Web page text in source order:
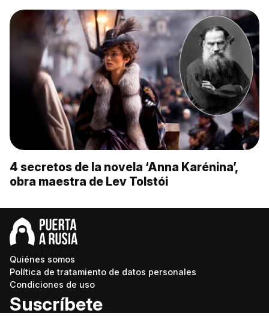
4 secretos de la novela ‘Anna Karénina’,
obra maestra de Lev Tolstói
Quiénes somos
Política de tratamiento de datos personales
Condiciones de uso
Suscríbete